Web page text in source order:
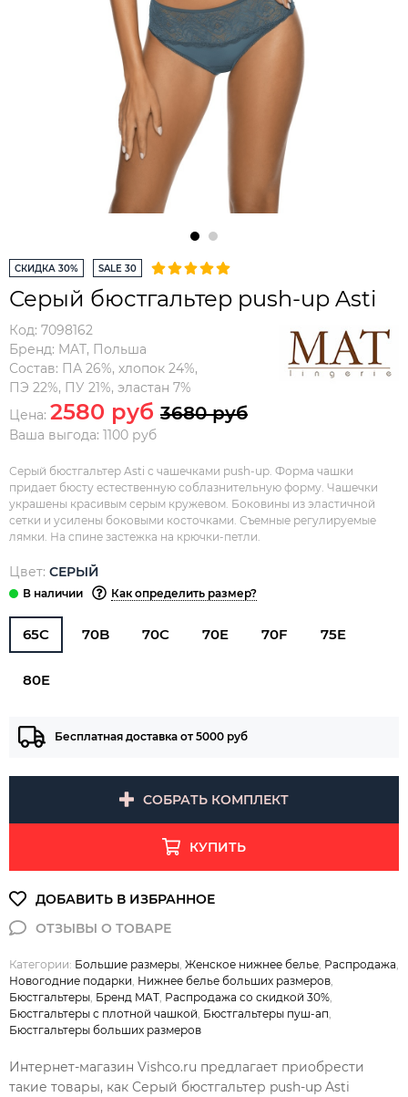
СКИДКА 30% SALE 30
Серый бюстгальтер push-up Asti
Код: 7098162
Бренд: MAT, Польша
Состав: ПА 26%, хлопок 24%,
ПЭ 22%, ПУ 21%, эластан 7%
Цена: 2580 руб 3680 руб
Ваша выгода: 1100 руб
Серый бюстгальтер Asti с чашечками push-up. Форма чашки
придает бюсту естественную соблазнительную форму. Чашечки
украшены красивым серым кружевом. Боковины из эластичной
сетки и усилены боковыми косточками. Съемные регулируемые
лямки. На спине застежка на крючки-петли.
Цвет: СЕРЫЙ
Как определить размер?
65C 70B 70C 70E 70F 75E
80E
Бесплатная доставка от 5000 руб
СОБРАТЬ КОМПЛЕКТ
КУПИТЬ
Категории: Большие размеры Женское нижнее белье Распродажа
Новогодние подарки Нижнее белье больших размеров
Бюстгальтеры Бренд MAT Распродажа со скидкой 30%
Бюстгальтеры с плотной чашкой Бюстгальтеры пуш-ап
Бюстгальтеры больших размеров
Интернет-магазин Vishco.ru предлагает приобрести
такие товары, как Серый бюстгальтер push-up Asti